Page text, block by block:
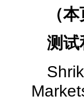
（
测试